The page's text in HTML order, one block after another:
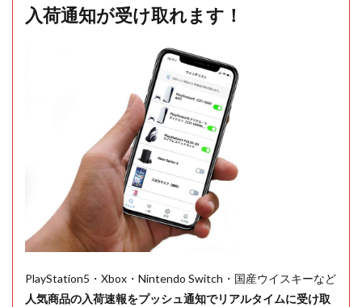
入荷通知が受け取れます！
PlayStation5・Xbox・Nintendo Switch・国産ウイスキーなど
人気商品の入荷速報をプッシュ通知でリアルタイムに受け取